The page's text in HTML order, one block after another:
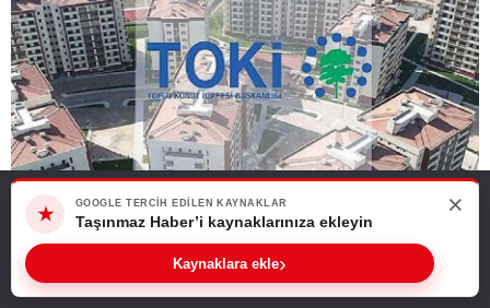
Toki 540 Gayrimenkul Satışı Başlıyor! 51 İlde Konut ve İş
Yerleri Açık
Web sitemizde size en iyi deneyimi sunabilmemiz için çerezleri
kullanıyoruz. Bu siteyi kullanmaya devam ederseniz, bunu kabul
ettiğinizi varsayarız.
Tamam
★
GOOGLE TERCIH EDILEN KAYNAKLAR
Taşınmaz Haber’i kaynaklarınıza ekleyin
Kaynaklara ekle›
×